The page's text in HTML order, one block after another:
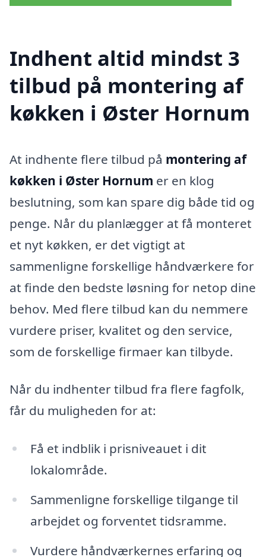
Indhent altid mindst 3
tilbud på montering af
køkken i Øster Hornum
At indhente flere tilbud på montering af
køkken i Øster Hornum er en klog
beslutning, som kan spare dig både tid og
penge. Når du planlægger at få monteret
et nyt køkken, er det vigtigt at
sammenligne forskellige håndværkere for
at finde den bedste løsning for netop dine
behov. Med flere tilbud kan du nemmere
vurdere priser, kvalitet og den service,
som de forskellige firmaer kan tilbyde.
Når du indhenter tilbud fra flere fagfolk,
får du muligheden for at:
Få et indblik i prisniveauet i dit
lokalområde.
Sammenligne forskellige tilgange til
arbejdet og forventet tidsramme.
Vurdere håndværkernes erfaring og